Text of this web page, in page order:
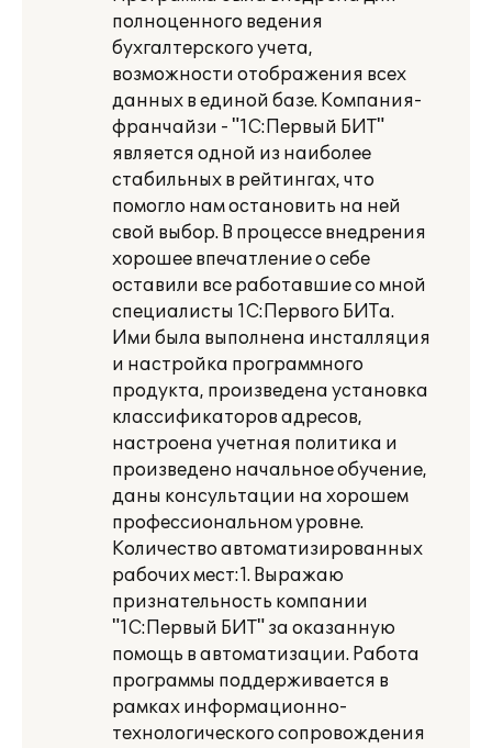
полноценного ведения
бухгалтерского учета,
возможности отображения всех
данных в единой базе. Компания-
франчайзи - "1С:Первый БИТ"
является одной из наиболее
стабильных в рейтингах, что
помогло нам остановить на ней
свой выбор. В процессе внедрения
хорошее впечатление о себе
оставили все работавшие со мной
специалисты 1С:Первого БИТа.
Ими была выполнена инсталляция
и настройка программного
продукта, произведена установка
классификаторов адресов,
настроена учетная политика и
произведено начальное обучение,
даны консультации на хорошем
профессиональном уровне.
Количество автоматизированных
рабочих мест:1. Выражаю
признательность компании
"1С:Первый БИТ" за оказанную
помощь в автоматизации. Работа
программы поддерживается в
рамках информационно-
технологического сопровождения